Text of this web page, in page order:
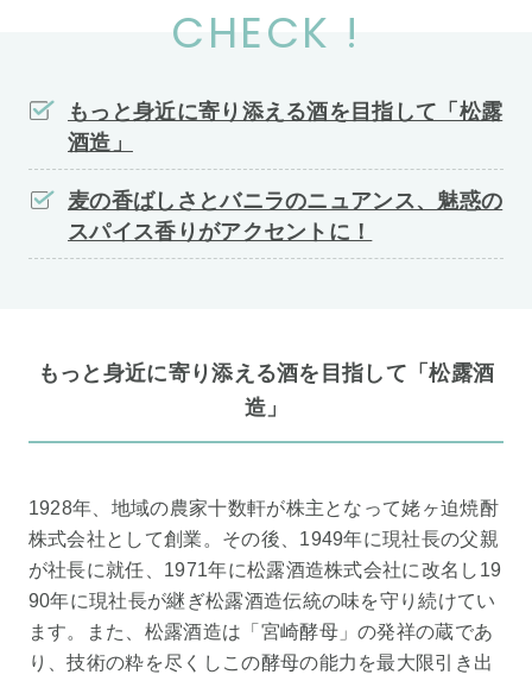
CHECK !
もっと身近に寄り添える酒を目指して「松露
酒造」
麦の香ばしさとバニラのニュアンス、魅惑の
スパイス香りがアクセントに！
もっと身近に寄り添える酒を目指して「松露酒
造」
1928年、地域の農家十数軒が株主となって姥ヶ迫焼酎
株式会社として創業。その後、1949年に現社長の父親
が社長に就任、1971年に松露酒造株式会社に改名し19
90年に現社長が継ぎ松露酒造伝統の味を守り続けてい
ます。また、松露酒造は「宮崎酵母」の発祥の蔵であ
り、技術の粋を尽くしこの酵母の能力を最大限引き出